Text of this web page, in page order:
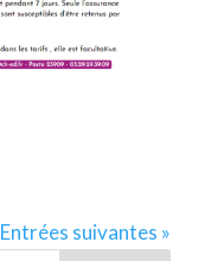
Entrées suivantes »